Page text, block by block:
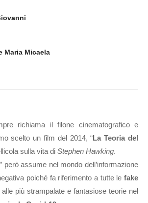
Maria Micaela
richiama il filone cinematografico e
scelto un film del 2014, “La Teoria del
sulla vita di Stephen Hawking.
però assume nel mondo dell’informazione
poiché fa riferimento a tutte le fake
più strampalate e fantasiose teorie nel